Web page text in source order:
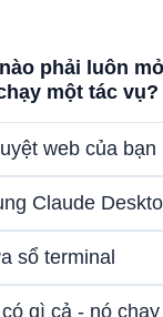
phải luôn
một tác vụ?
web của bạn
Claude
sổ terminal
gì cả - nó